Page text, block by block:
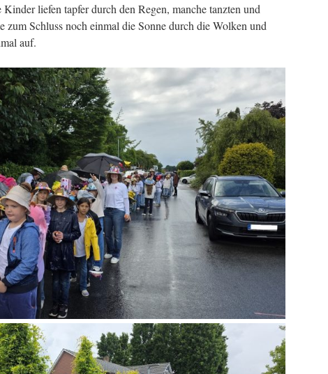
liefen tapfer durch den Regen, manche tanzten und
zum Schluss noch einmal die Sonne durch die Wolken und
auf.